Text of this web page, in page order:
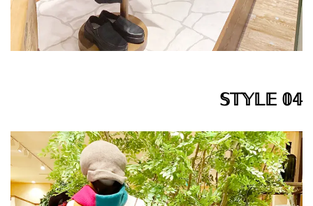
𝕊𝕋𝕐𝕃𝔼 𝟘𝟜